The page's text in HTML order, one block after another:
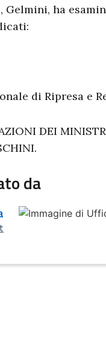
Gelmini, ha
di Ripresa e
DEI
da